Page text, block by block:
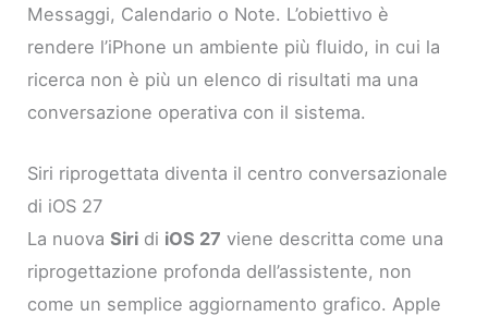
Messaggi, Calendario o Note. L’obiettivo è
rendere l’iPhone un ambiente più fluido, in cui la
ricerca non è più un elenco di risultati ma una
conversazione operativa con il sistema.
Siri riprogettata diventa il centro conversazionale
di iOS 27
La nuovaSiri di iOS 27 viene descritta come una
riprogettazione profonda dell’assistente, non
come un semplice aggiornamento grafico. Apple